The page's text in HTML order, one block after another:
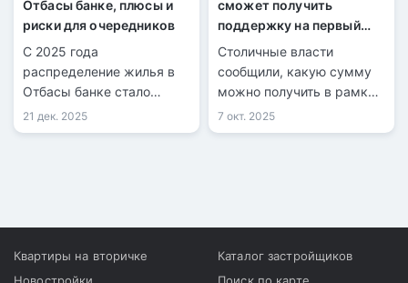
Отбасы банке, плюсы и
риски для очередников
С 2025 года
распределение жилья в
Отбасы банке стало
централизованным.
21 дек. 2025
сможет получить
поддержку на первый
взнос
Столичные власти
сообщили, какую сумму
можно получить в рамках
жилищной поддержки и
на какие цели ее
7 окт. 2025
Квартиры на вторичке
Каталог застройщиков